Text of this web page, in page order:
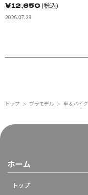
￥12,650(税込)
2026.07.29
トップ ＞ プラモデル ＞ 車 & バイク
ホーム
トップ